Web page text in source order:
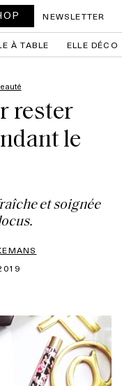
NEWSLETTER
À TABLE ELLE DÉCO
rester
le
et soignée